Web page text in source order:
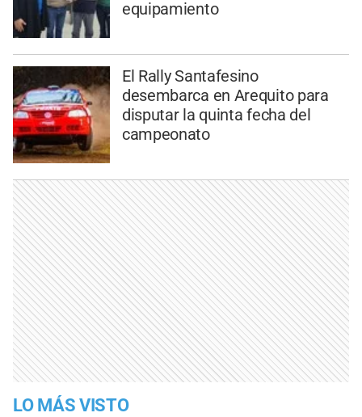
equipamiento
El Rally Santafesino
desembarca en Arequito para
disputar la quinta fecha del
campeonato
LO MÁS VISTO